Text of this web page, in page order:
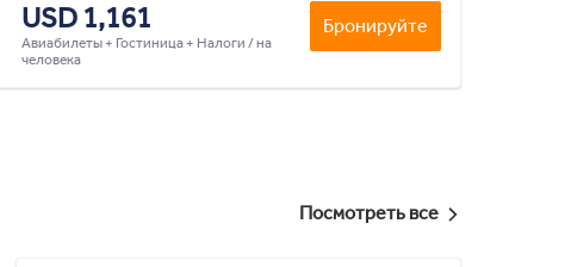
USD 1,161
Авиабилеты + Гостиница + Налоги / на
человека
Бронируйте
Посмотреть все